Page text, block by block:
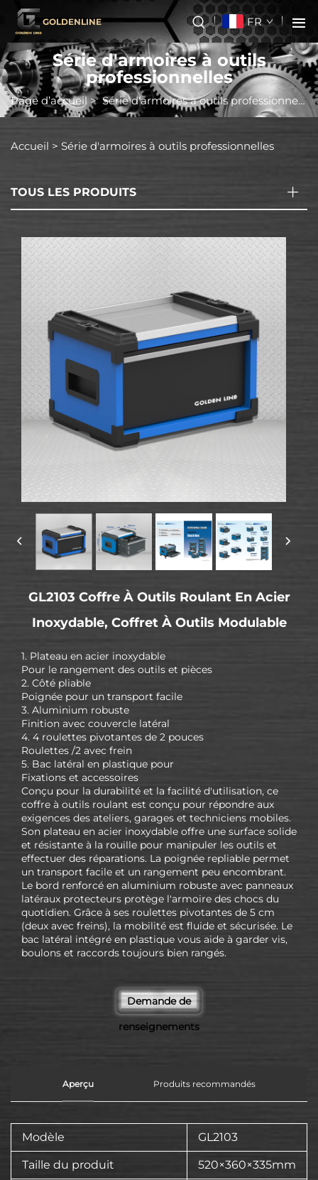
GOLDENLINE FR
Série d'armoires à outils
professionnelles
Page d’accueil> Série d'armoires à outils professionnelles
Accueil > Série d'armoires à outils professionnelles
TOUS LES PRODUITS
GL2103 Coffre À Outils Roulant En Acier
Inoxydable, Coffret À Outils Modulable
1. Plateau en acier inoxydable
Pour le rangement des outils et pièces
2. Côté pliable
Poignée pour un transport facile
3. Aluminium robuste
Finition avec couvercle latéral
4. 4 roulettes pivotantes de 2 pouces
Roulettes /2 avec frein
5. Bac latéral en plastique pour
Fixations et accessoires
Conçu pour la durabilité et la facilité d'utilisation, ce
coffre à outils roulant est conçu pour répondre aux
exigences des ateliers, garages et techniciens mobiles.
Son plateau en acier inoxydable offre une surface solide
et résistante à la rouille pour manipuler les outils et
effectuer des réparations. La poignée repliable permet
un transport facile et un rangement peu encombrant.
Le bord renforcé en aluminium robuste avec panneaux
latéraux protecteurs protège l'armoire des chocs du
quotidien. Grâce à ses roulettes pivotantes de 5 cm
(deux avec freins), la mobilité est fluide et sécurisée. Le
bac latéral intégré en plastique vous aide à garder vis,
boulons et raccords toujours bien rangés.
Demande de
renseignements
Aperçu Produits recommandés
Modèle GL2103
Taille du produit 520×360×335mm